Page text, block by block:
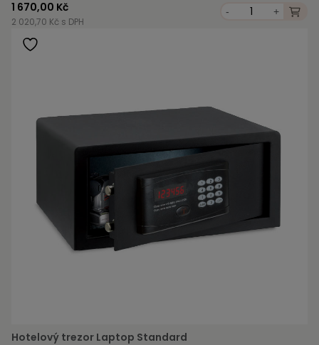
1 670,00 Kč
2 020,70 Kč s DPH
- +
Hotelový trezor Laptop Standard